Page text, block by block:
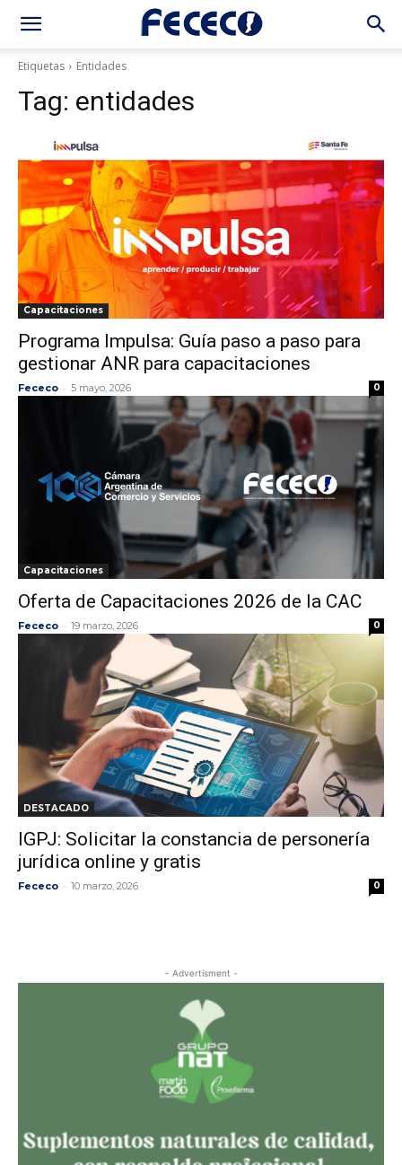
Etiquetas Entidades
Tag: entidades
Capacitaciones
Programa Impulsa: Guía paso a paso para
gestionar ANR para capacitaciones
Fececo - 5 mayo, 2026 0
Capacitaciones
Oferta de Capacitaciones 2026 de la CAC
Fececo - 19 marzo, 2026 0
DESTACADO
IGPJ: Solicitar la constancia de personería
jurídica online y gratis
Fececo - 10 marzo, 2026 0
- Advertisment -